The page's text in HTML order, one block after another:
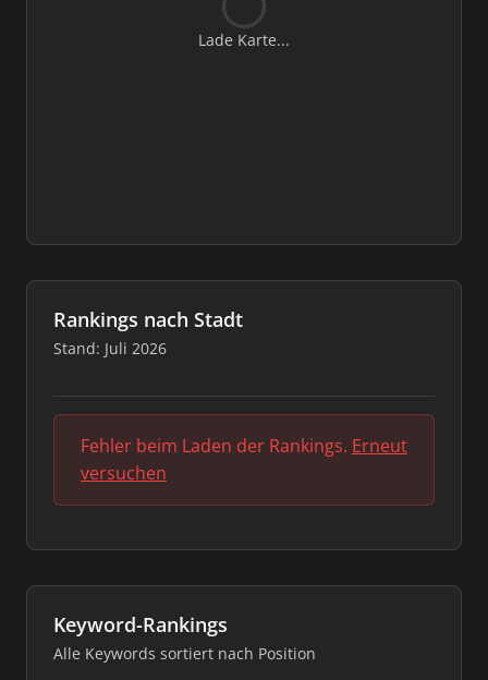
Lade Karte...
Rankings nach Stadt
Stand: Juli 2026
Fehler beim Laden der Rankings. Erneut
versuchen
Keyword-Rankings
Alle Keywords sortiert nach Position